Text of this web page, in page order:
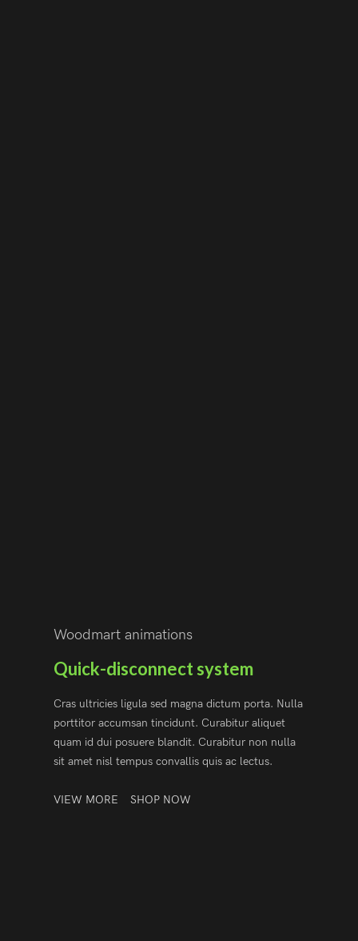
Woodmart animations
Quick-disconnect system
Cras ultricies ligula sed magna dictum porta. Nulla
porttitor accumsan tincidunt. Curabitur aliquet
quam id dui posuere blandit. Curabitur non nulla
sit amet nisl tempus convallis quis ac lectus.
VIEW MORE SHOP NOW